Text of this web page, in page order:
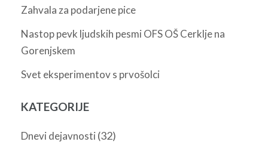
Zahvala za podarjene pice
Nastop pevk ljudskih pesmi OFS OŠ Cerklje na
Gorenjskem
Svet eksperimentov s prvošolci
KATEGORIJE
Dnevi dejavnosti (32)